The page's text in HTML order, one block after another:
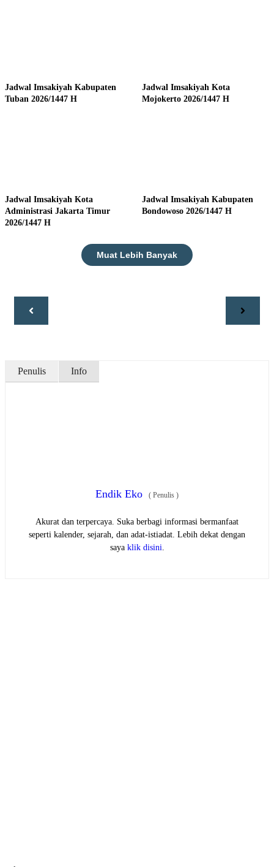
Jadwal Imsakiyah Kabupaten
Tuban 2026/1447 H
Jadwal Imsakiyah Kota
Mojokerto 2026/1447 H
Jadwal Imsakiyah Kota
Administrasi Jakarta Timur
2026/1447 H
Jadwal Imsakiyah Kabupaten
Bondowoso 2026/1447 H
Muat Lebih Banyak
Penulis Info
Endik Eko ( Penulis )
Akurat dan terpercaya. Suka berbagi informasi bermanfaat
seperti kalender, sejarah, dan adat-istiadat. Lebih dekat dengan
saya klik disini